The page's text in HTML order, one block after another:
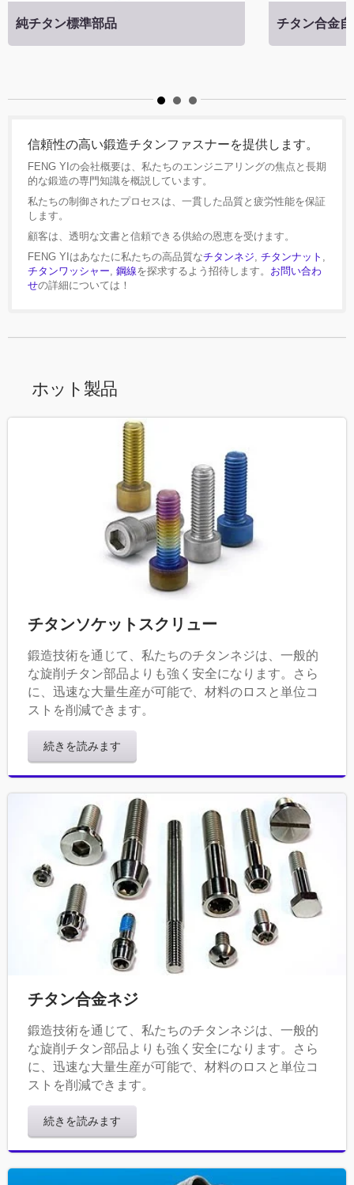
純チタン標準部品 チタン合金
信頼性の高い鍛造チタンファスナーを提供します。
FENG YIの会社概要は、私たちのエンジニアリングの焦点と長期
的な鍛造の専門知識を概説しています。
私たちの制御されたプロセスは、一貫した品質と疲労性能を保証
します。
顧客は、透明な文書と信頼できる供給の恩恵を受けます。
FENG YIはあなたに私たちの高品質なチタンネジ, チタンナット ,
チタンワッシャー, 鋼線を探求するよう招待します。 お問い合わ
せの詳細については！
ホット製品
チタンソケットスクリュー
鍛造技術を通じて、私たちのチタンネジは、一般的
な旋削チタン部品よりも強く安全になります。さら
に、迅速な大量生産が可能で、材料のロスと単位コ
ストを削減できます。
続きを読みます
チタン合金ネジ
鍛造技術を通じて、私たちのチタンネジは、一般的
な旋削チタン部品よりも強く安全になります。さら
に、迅速な大量生産が可能で、材料のロスと単位コ
ストを削減できます。
続きを読みます